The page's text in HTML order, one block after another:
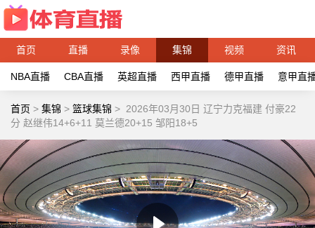
首页 直播 录像 集锦 视频 资讯
NBA直播 CBA直播 英超直播 西甲直播 德甲直播 意甲直
首页 > 集锦 > 篮球集锦 > 2026年03月30日 辽宁力克福建 付豪22
分 赵继伟14+6+11 莫兰德20+15 邹阳18+5